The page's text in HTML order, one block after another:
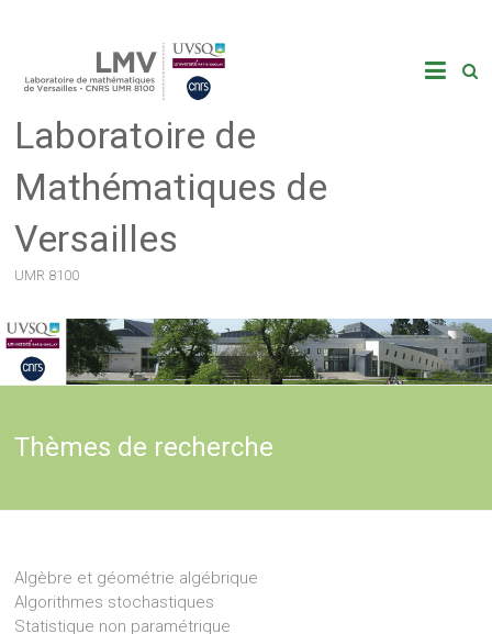
Laboratoire de
Mathématiques de
Versailles
UMR 8100
Thèmes de recherche
Algèbre et géométrie algébrique
Algorithmes stochastiques
Statistique non paramétrique